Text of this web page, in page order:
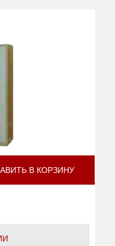
В КОРЗИНУ